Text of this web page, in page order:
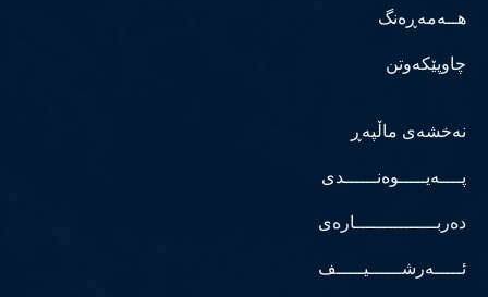
هــەمەڕەنگ
چاوپێکەوتن
نەخشەی ماڵپەڕ
پــــەیـــــوەنــــــدی
دەربـــــــــــــــارەی
ئـــــەرشــــــیـــــف